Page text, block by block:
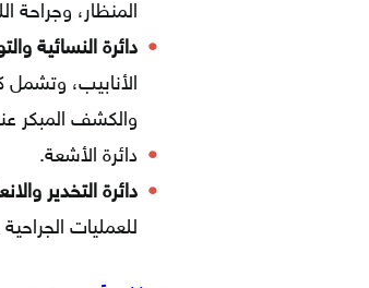
المنظار، وجراحة
دائرة النسائية
الأنابيب، وتشمل
والكشف المبكر
دائرة الأشعة.
دائرة التخدير
للعمليات